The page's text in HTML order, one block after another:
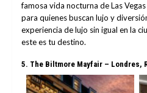
famosa vida nocturna de Las
para quienes buscan lujo y
experiencia de lujo sin igual en la
este es tu destino.
5. The Biltmore Mayfair – Londres,